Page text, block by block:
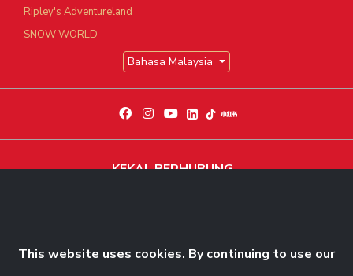
Ripley's Adventureland
SNOW WORLD
Bahasa Malaysia
KEKAL BERHUBUNG
This website uses cookies. By continuing to use our